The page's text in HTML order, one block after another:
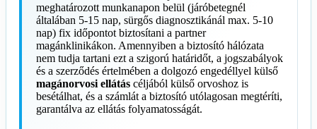
meghatározott munkanapon belül (járóbetegnél
általában 5-15 nap, sürgős diagnosztikánál max. 5-10
nap) fix időpontot biztosítani a partner
magánklinikákon. Amennyiben a biztosító hálózata
nem tudja tartani ezt a szigorú határidőt, a jogszabályok
és a szerződés értelmében a dolgozó engedéllyel külső
magánorvosi ellátás céljából külső orvoshoz is
besétálhat, és a számlát a biztosító utólagosan megtéríti,
garantálva az ellátás folyamatosságát.